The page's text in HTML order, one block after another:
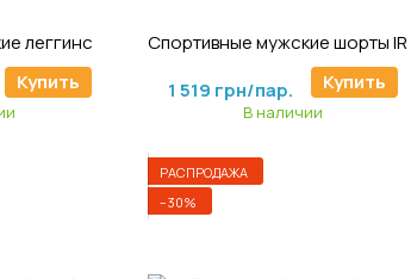
Купить 1 519 грн/пар. Купить
В наличии
РАСПРОДАЖА
−30%